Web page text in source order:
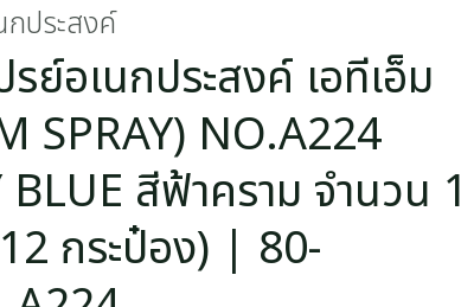
ประสงค์
รย์อเนกประสงค์ เอทีเอ็ม
SPRAY) NO.A224
BLUE สีฟ้าคราม จำนวน 1
กระป๋อง) | 80-